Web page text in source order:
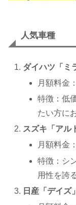
人気車種
ダイハツ「ミ
月額料金
特徴：低
たい方に
スズキ「アル
月額料金
特徴：シ
用性を誇
日産「デイズ」